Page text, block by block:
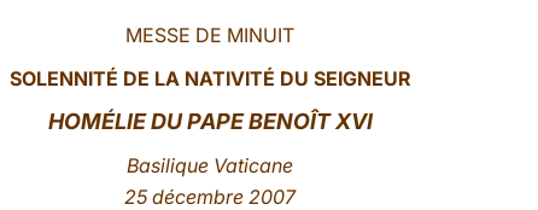
MESSE DE MINUIT
SOLENNITÉ DE LA NATIVITÉ DU SEIGNEUR
HOMÉLIE DU PAPE BENOÎT XVI
Basilique Vaticane
25 décembre 2007